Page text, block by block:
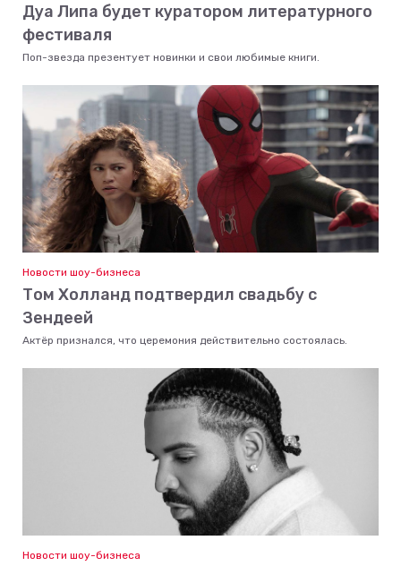
Дуа Липа будет куратором литературного
фестиваля
Поп-звезда презентует новинки и свои любимые книги.
Новости шоу-бизнеса
Том Холланд подтвердил свадьбу с
Зендеей
Актёр признался, что церемония действительно состоялась.
Новости шоу-бизнеса